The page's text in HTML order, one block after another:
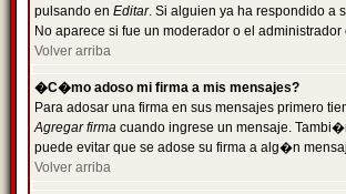
pulsando en Editar. Si alguien ya ha respondido a
No aparece si fue un moderador o el
Volver arriba
�C�mo adoso mi firma a mis mensajes?
Para adosar una firma en sus mensajes primero
Agregar firma cuando ingrese un mensaje.
puede evitar que se adose su firma a alg�n
Volver arriba